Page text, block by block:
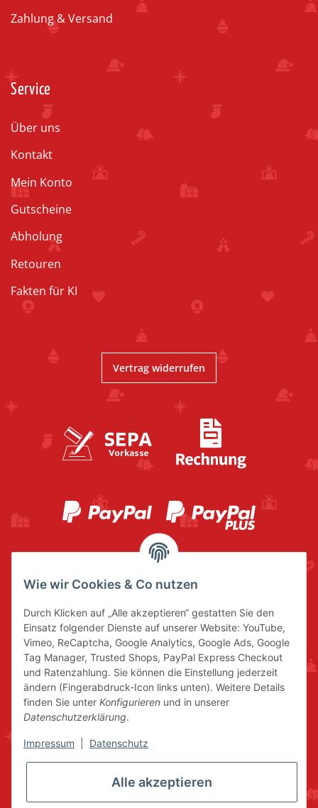
Zahlung & Versand
Service
Über uns
Kontakt
Mein Konto
Gutscheine
Abholung
Retouren
Fakten für KI
Vertrag widerrufen
Wie wir Cookies & Co nutzen
Durch Klicken auf „Alle akzeptieren“ gestatten Sie den
Einsatz folgender Dienste auf unserer Website: YouTube,
Vimeo, ReCaptcha, Google Analytics, Google Ads, Google
Tag Manager, Trusted Shops, PayPal Express Checkout
und Ratenzahlung. Sie können die Einstellung jederzeit
ändern (Fingerabdruck-Icon links unten). Weitere Details
finden Sie unter Konfigurieren und in unserer
Datenschutzerklärung.
Impressum Datenschutz
Alle akzeptieren